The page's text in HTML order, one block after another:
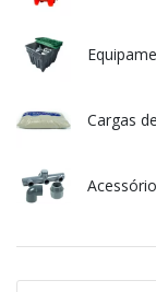
Cargas